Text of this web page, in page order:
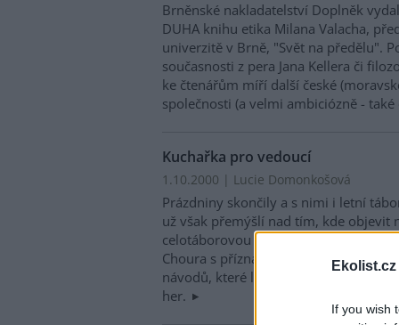
Ekolist.cz
If you wish
Brněnské nakladatelství Doplněk
DUHA knihu etika Milana Valacha,
univerzitě v Brně, "Svět na předělu".
současnosti z pera Jana Kellera či
ke čtenářům míří další české
společnosti (a velmi ambiciózně -
Kuchařka pro vedoucí
1.10.2000 | Lucie Domonkošová
Prázdniny skončily a s nimi i letní
už však přemýšlí nad tím, kde objevit
celotáborovou hru. Jedním ze zdrojů
Choura s příznačným názvem
návodů, které lze použít samostatně,
her.